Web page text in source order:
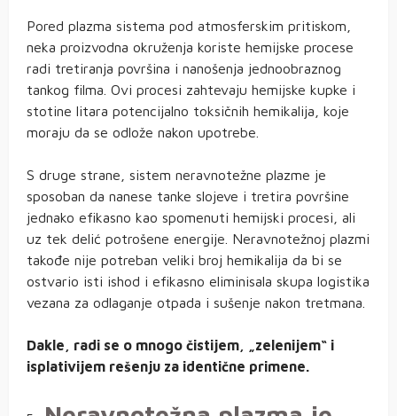
Pored plazma sistema pod atmosferskim pritiskom,
neka proizvodna okruženja koriste hemijske procese
radi tretiranja površina i nanošenja jednoobraznog
tankog filma. Ovi procesi zahtevaju hemijske kupke i
stotine litara potencijalno toksičnih hemikalija, koje
moraju da se odlože nakon upotrebe.
S druge strane, sistem neravnotežne plazme je
sposoban da nanese tanke slojeve i tretira površine
jednako efikasno kao spomenuti hemijski procesi, ali
uz tek delić potrošene energije. Neravnotežnoj plazmi
takođe nije potreban veliki broj hemikalija da bi se
ostvario isti ishod i efikasno eliminisala skupa logistika
vezana za odlaganje otpada i sušenje nakon tretmana.
Dakle, radi se o mnogo čistijem, „zelenijem“ i
isplativijem rešenju za identične primene.